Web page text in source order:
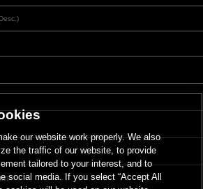
our website work properly. We also
the traffic of our website, to provide
tailored to your interest, and to
social media. If you select “Accept All